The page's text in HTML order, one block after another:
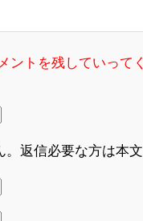
ントを残していって
返信必要な方は本